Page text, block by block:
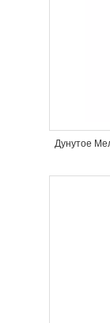
Дунутое